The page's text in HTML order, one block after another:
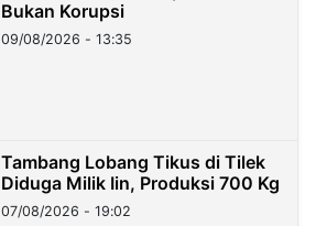
Bukan Korupsi
09/08/2026 - 13:35
Tambang Lobang Tikus di Tilek
Diduga Milik Iin, Produksi 700 Kg
07/08/2026 - 19:02